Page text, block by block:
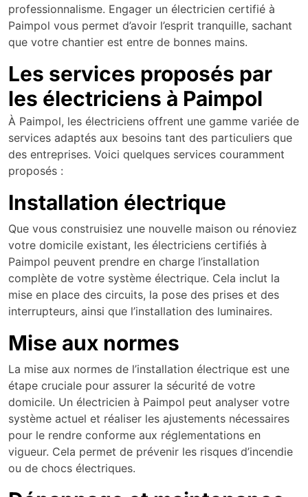
professionnalisme. Engager un électricien certifié à
Paimpol vous permet d’avoir l’esprit tranquille, sachant
que votre chantier est entre de bonnes mains.
Les services proposés par
les électriciens à Paimpol
À Paimpol, les électriciens offrent une gamme variée de
services adaptés aux besoins tant des particuliers que
des entreprises. Voici quelques services couramment
proposés :
Installation électrique
Que vous construisiez une nouvelle maison ou rénoviez
votre domicile existant, les électriciens certifiés à
Paimpol peuvent prendre en charge l’installation
complète de votre système électrique. Cela inclut la
mise en place des circuits, la pose des prises et des
interrupteurs, ainsi que l’installation des luminaires.
Mise aux normes
La mise aux normes de l’installation électrique est une
étape cruciale pour assurer la sécurité de votre
domicile. Un électricien à Paimpol peut analyser votre
système actuel et réaliser les ajustements nécessaires
pour le rendre conforme aux réglementations en
vigueur. Cela permet de prévenir les risques d’incendie
ou de chocs électriques.